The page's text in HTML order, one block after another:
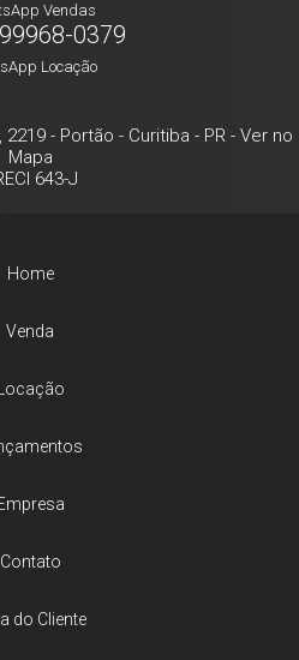
Vendas
0379
Locação
2219- Portão - Curitiba - PR- Ver no
Mapa
643-J
Home
Venda
Locação
Contato
do Cliente